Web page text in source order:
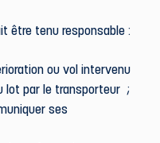
être tenu responsable :
ou vol intervenu
lot par le transporteur ;
ses